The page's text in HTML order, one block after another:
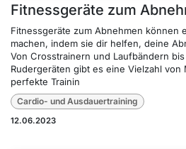
Fitnessgeräte zum
Fitnessgeräte zum Abnehmen können
machen, indem sie dir helfen, deine
Von Crosstrainern und Laufbändern
Rudergeräten gibt es eine Vielzahl von
perfekte Trainin
Cardio- und Ausdauertraining
12.06.2023